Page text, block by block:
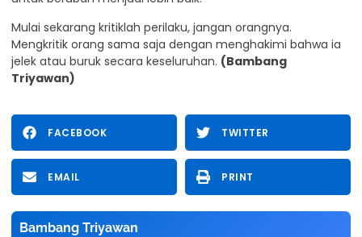
Mulai sekarang kritiklah perilaku, jangan orangnya.
Mengkritik orang sama saja dengan menghakimi bahwa ia
jelek atau buruk secara keseluruhan. (Bambang
Triyawan)
FACEBOOK TWITTER
EMAIL PRINT
Bambang Triyawan